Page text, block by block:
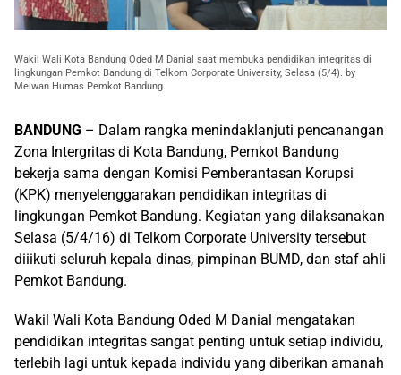
Wakil Wali Kota Bandung Oded M Danial saat membuka pendidikan integritas di
lingkungan Pemkot Bandung di Telkom Corporate University, Selasa (5/4). by
Meiwan Humas Pemkot Bandung.
BANDUNG – Dalam rangka menindaklanjuti pencanangan
Zona Intergritas di Kota Bandung, Pemkot Bandung
bekerja sama dengan Komisi Pemberantasan Korupsi
(KPK) menyelenggarakan pendidikan integritas di
lingkungan Pemkot Bandung. Kegiatan yang dilaksanakan
Selasa (5/4/16) di Telkom Corporate University tersebut
diiikuti seluruh kepala dinas, pimpinan BUMD, dan staf ahli
Pemkot Bandung.
Wakil Wali Kota Bandung Oded M Danial mengatakan
pendidikan integritas sangat penting untuk setiap individu,
terlebih lagi untuk kepada individu yang diberikan amanah